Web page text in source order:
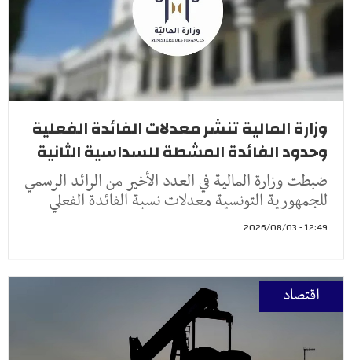
وزارة المالية تنشر معدلات الفائدة الفعلية
وحدود الفائدة المشطة للسداسية الثانية
ضبطت وزارة المالية في العدد الأخير من الرائد الرسمي
للجمهورية التونسية معدلات نسبة الفائدة الفعلي
12:49 - 2026/08/03
اقتصاد